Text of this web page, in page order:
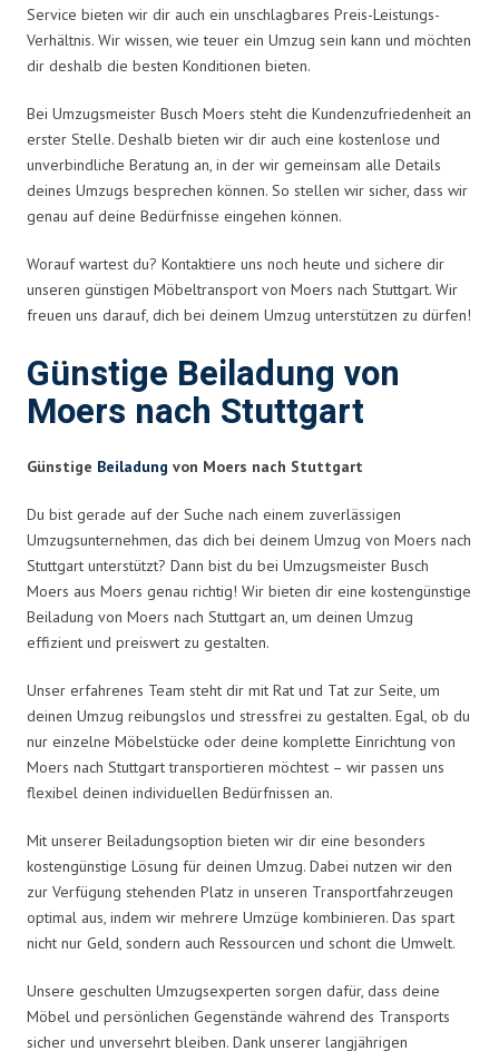
Service bieten wir dir auch ein unschlagbares Preis-Leistungs-
Verhältnis. Wir wissen, wie teuer ein Umzug sein kann und möchten
dir deshalb die besten Konditionen bieten.
Bei Umzugsmeister Busch Moers steht die Kundenzufriedenheit an
erster Stelle. Deshalb bieten wir dir auch eine kostenlose und
unverbindliche Beratung an, in der wir gemeinsam alle Details
deines Umzugs besprechen können. So stellen wir sicher, dass wir
genau auf deine Bedürfnisse eingehen können.
Worauf wartest du? Kontaktiere uns noch heute und sichere dir
unseren günstigen Möbeltransport von Moers nach Stuttgart. Wir
freuen uns darauf, dich bei deinem Umzug unterstützen zu dürfen!
Günstige Beiladung von
Moers nach Stuttgart
Günstige Beiladung von Moers nach Stuttgart
Du bist gerade auf der Suche nach einem zuverlässigen
Umzugsunternehmen, das dich bei deinem Umzug von Moers nach
Stuttgart unterstützt? Dann bist du bei Umzugsmeister Busch
Moers aus Moers genau richtig! Wir bieten dir eine kostengünstige
Beiladung von Moers nach Stuttgart an, um deinen Umzug
effizient und preiswert zu gestalten.
Unser erfahrenes Team steht dir mit Rat und Tat zur Seite, um
deinen Umzug reibungslos und stressfrei zu gestalten. Egal, ob du
nur einzelne Möbelstücke oder deine komplette Einrichtung von
Moers nach Stuttgart transportieren möchtest – wir passen uns
flexibel deinen individuellen Bedürfnissen an.
Mit unserer Beiladungsoption bieten wir dir eine besonders
kostengünstige Lösung für deinen Umzug. Dabei nutzen wir den
zur Verfügung stehenden Platz in unseren Transportfahrzeugen
optimal aus, indem wir mehrere Umzüge kombinieren. Das spart
nicht nur Geld, sondern auch Ressourcen und schont die Umwelt.
Unsere geschulten Umzugsexperten sorgen dafür, dass deine
Möbel und persönlichen Gegenstände während des Transports
sicher und unversehrt bleiben. Dank unserer langjährigen